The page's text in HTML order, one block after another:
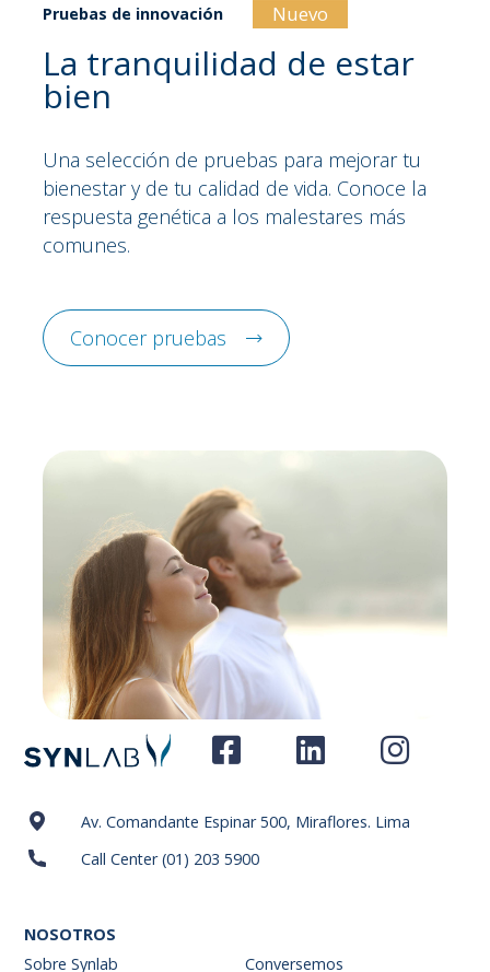
Pruebas de innovación Nuevo
La tranquilidad de estar
bien
Una selección de pruebas para mejorar tu
bienestar y de tu calidad de vida. Conoce la
respuesta genética a los malestares más
comunes.
Conocer pruebas
Av. Comandante Espinar 500, Miraflores. Lima
Call Center (01) 203 5900
NOSOTROS
Sobre Synlab
Conversemos